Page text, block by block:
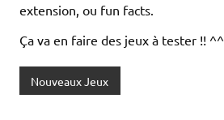
extension, ou fun facts.
Ça va en faire des jeux à tester !! ^^
Nouveaux Jeux